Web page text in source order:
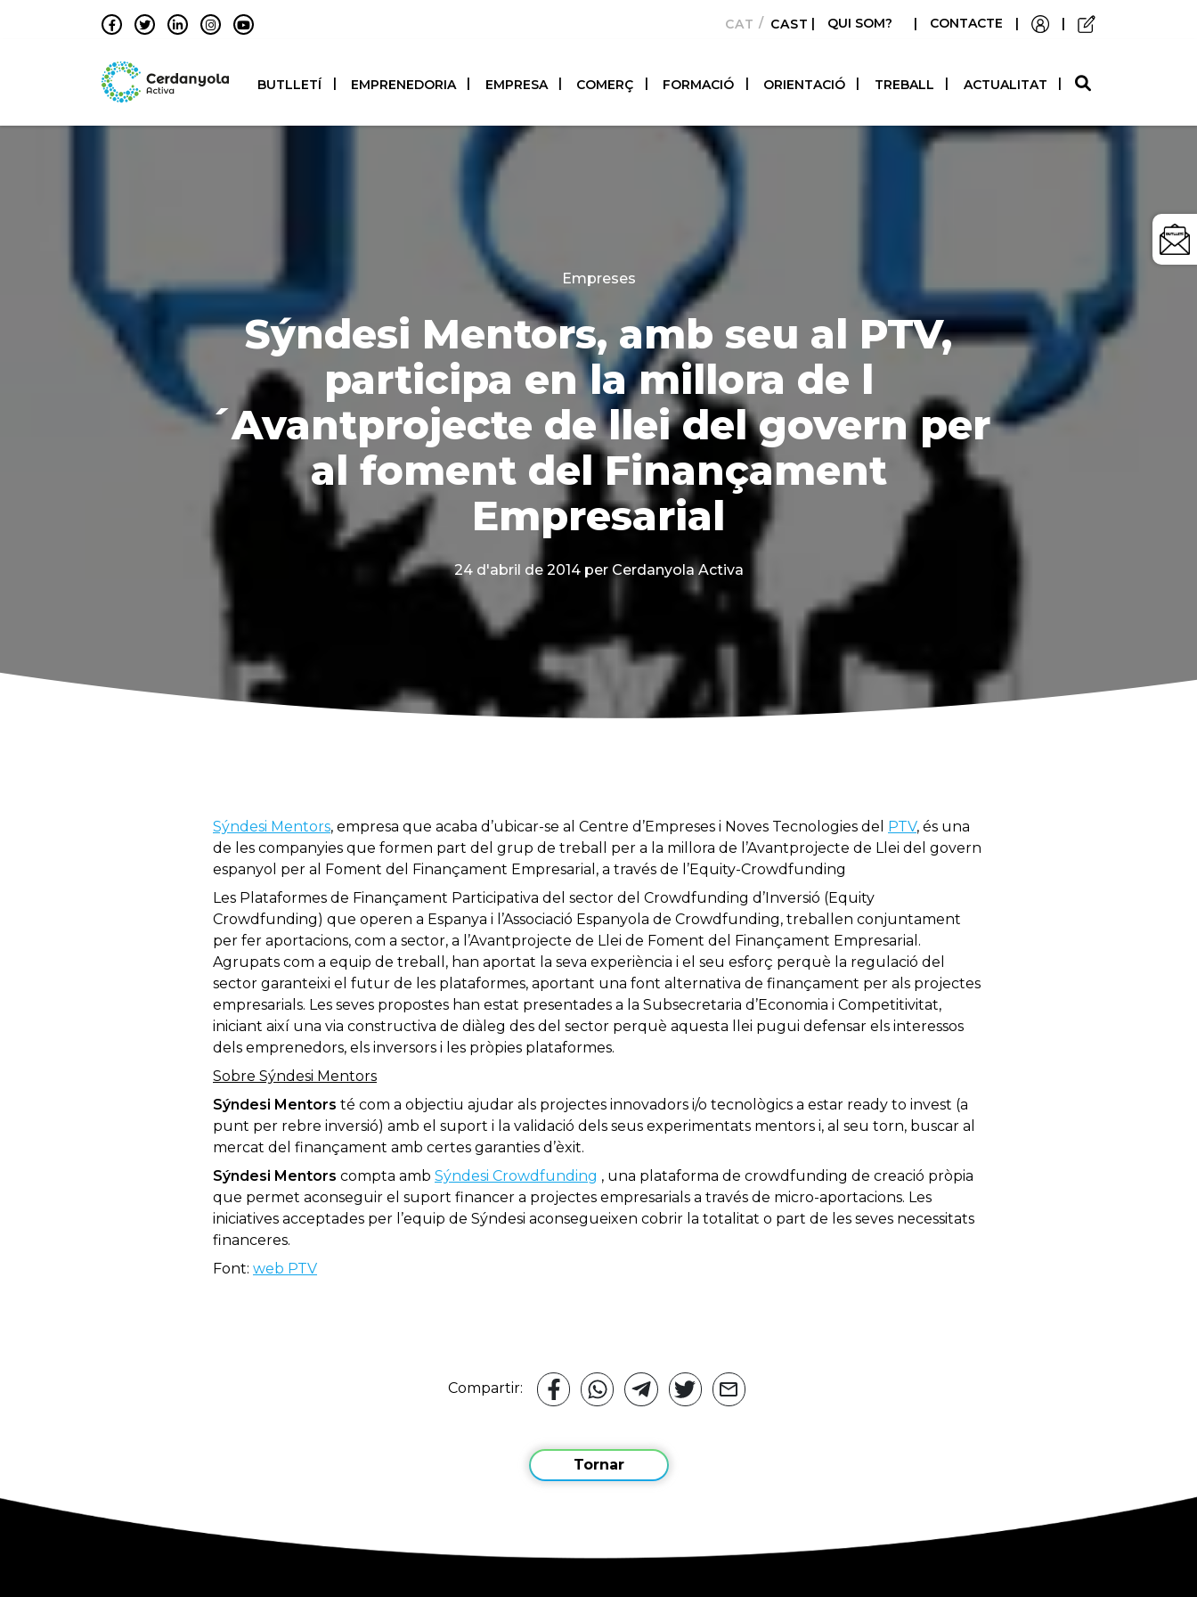
CATALÀCASTELLANO
| QUI SOM? | CONTACTE | |
BUTLLETÍ EMPRENEDORIA EMPRESA COMERÇ FORMACIÓ ORIENTACIÓ TREBALL ACTUALITAT
Categories
Empreses
Sýndesi Mentors, amb seu al PTV,
participa en la millora de l
´Avantprojecte de llei del govern per
al foment del Finançament
Empresarial
24 d'abril de 2014 per Cerdanyola Activa
Sýndesi Mentors, empresa que acaba d’ubicar-se al Centre d’Empreses i Noves Tecnologies del PTV, és una
de les companyies que formen part del grup de treball per a la millora de l’Avantprojecte de Llei del govern
espanyol per al Foment del Finançament Empresarial, a través de l’Equity-Crowdfunding
Les Plataformes de Finançament Participativa del sector del Crowdfunding d’Inversió (Equity
Crowdfunding) que operen a Espanya i l’Associació Espanyola de Crowdfunding, treballen conjuntament
per fer aportacions, com a sector, a l’Avantprojecte de Llei de Foment del Finançament Empresarial.
Agrupats com a equip de treball, han aportat la seva experiència i el seu esforç perquè la regulació del
sector garanteixi el futur de les plataformes, aportant una font alternativa de finançament per als projectes
empresarials. Les seves propostes han estat presentades a la Subsecretaria d’Economia i Competitivitat,
iniciant així una via constructiva de diàleg des del sector perquè aquesta llei pugui defensar els interessos
dels emprenedors, els inversors i les pròpies plataformes.
Sobre Sýndesi Mentors
Sýndesi Mentors té com a objectiu ajudar als projectes innovadors i/o tecnològics a estar ready to invest (a
punt per rebre inversió) amb el suport i la validació dels seus experimentats mentors i, al seu torn, buscar al
mercat del finançament amb certes garanties d’èxit.
Sýndesi Mentors compta amb Sýndesi Crowdfunding , una plataforma de crowdfunding de creació pròpia
que permet aconseguir el suport financer a projectes empresarials a través de micro-aportacions. Les
iniciatives acceptades per l’equip de Sýndesi aconsegueixen cobrir la totalitat o part de les seves necessitats
financeres.
Font: web PTV
Compartir:
Tornar